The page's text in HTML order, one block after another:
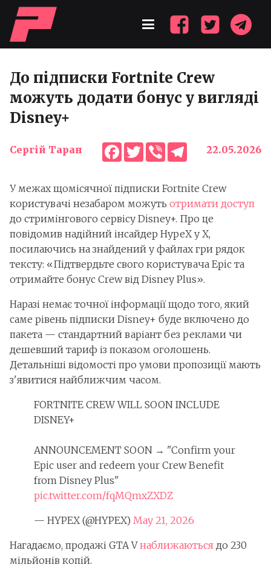
До підписки Fortnite Crew
можуть додати бонус у вигляді
Disney+
Сергій Таран Facebook
Twitter
ViberTelegram
22.05.2026
У межах щомісячної підписки Fortnite Crew
користувачі незабаром можуть отримати доступ
до стримінгового сервісу Disney+. Про це
повідомив надійний інсайдер HypeX у X,
посилаючись на знайдений у файлах гри рядок
тексту: «Підтвердьте свого користувача Epic та
отримайте бонус Crew від Disney Plus».
Наразі немає точної інформації щодо того, який
саме рівень підписки Disney+ буде включено до
пакета — стандартний варіант без реклами чи
дешевший тариф із показом оголошень.
Детальніші відомості про умови пропозиції мають
з'явитися найближчим часом.
FORTNITE CREW WILL SOON INCLUDE
DISNEY+
ANNOUNCEMENT SOON → "Confirm your
Epic user and redeem your Crew Benefit
from Disney Plus"
pic.twitter.com/fqMQmxZXDZ
— HYPEX (@HYPEX) May 21, 2026
Нагадаємо, продажі GTA Vнаближаються до 230
мільйонів копій.